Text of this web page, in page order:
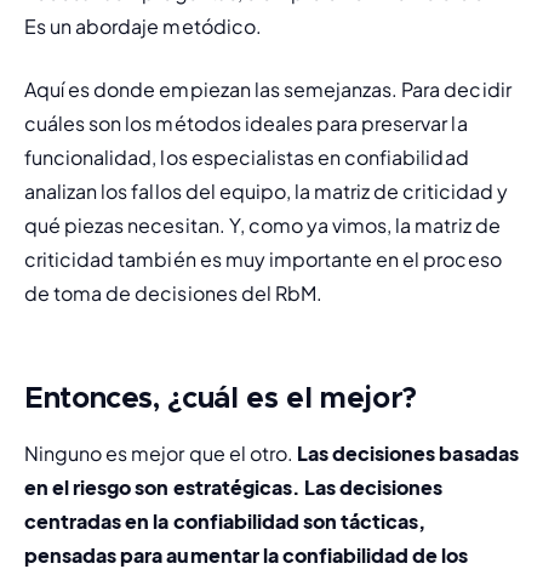
Es un abordaje metódico.
Aquí es donde empiezan las semejanzas. Para decidir
cuáles son los métodos ideales para preservar la
funcionalidad, los especialistas en confiabilidad
analizan los fallos del equipo, la matriz de criticidad y
qué piezas necesitan. Y, como ya vimos, la matriz de
criticidad también es muy importante en el proceso
de toma de decisiones del RbM.
Entonces, ¿cuál es el mejor?
Ninguno es mejor que el otro. Las decisiones basadas
en el riesgo son estratégicas. Las decisiones
centradas en la confiabilidad son tácticas,
pensadas para aumentar la confiabilidad de los